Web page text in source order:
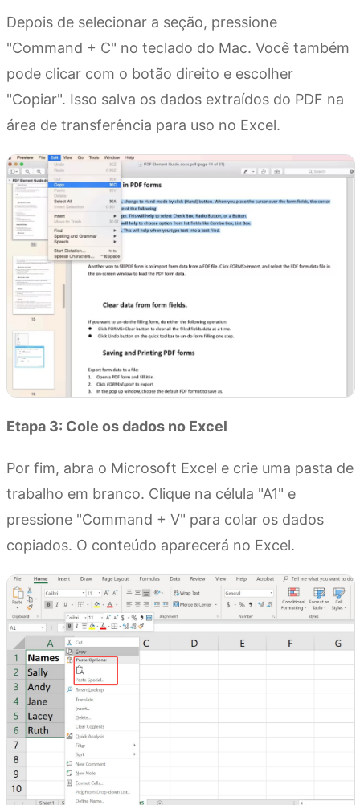
Depois de selecionar a seção, pressione
"Command + C" no teclado do Mac. Você também
pode clicar com o botão direito e escolher
"Copiar". Isso salva os dados extraídos do PDF na
área de transferência para uso no Excel.
Etapa 3: Cole os dados no Excel
Por fim, abra o Microsoft Excel e crie uma pasta de
trabalho em branco. Clique na célula "A1" e
pressione "Command + V" para colar os dados
copiados. O conteúdo aparecerá no Excel.